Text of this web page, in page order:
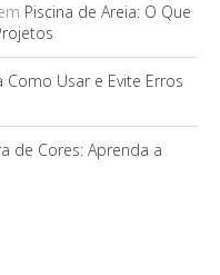
Piscina de Areia: O Que
Usar e Evite Erros
de Cores: Aprenda a